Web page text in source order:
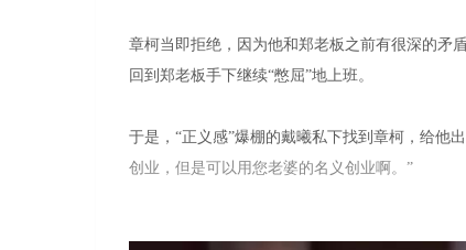
章柯当即拒绝，因为他和郑老板之前有很深的矛
回到郑老板手下继续“憋屈”地上班。
于是，“正义感”爆棚的戴曦私下找到章柯，给他
创业，但是可以用您老婆的名义创业啊。”